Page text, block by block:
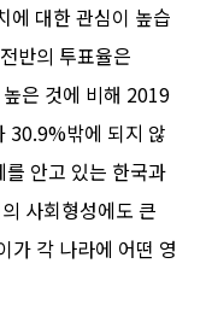
에 대한 관심이 높습
반의 투표율은
은 것에 비해 2019
30.9%밖에 되지 않
안고 있는 한국과
사회형성에도 큰
가 각 나라에 어떤 영